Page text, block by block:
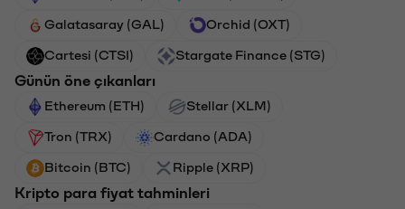
Galatasaray (GAL) Orchid (OXT)
Cartesi (CTSI) Stargate Finance (STG)
Günün öne çıkanları
Ethereum (ETH) Stellar (XLM)
Tron (TRX) Cardano (ADA)
Bitcoin (BTC) Ripple (XRP)
Kripto para fiyat tahminleri